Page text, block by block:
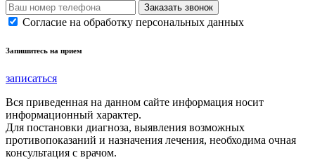
Согласие на обработку персональных данных
Запишитесь на прием
записаться
Вся приведенная на данном сайте информация носит
информационный характер.
Для постановки диагноза, выявления возможных
противопоказаний и назначения лечения, необходима очная
консультация с врачом.